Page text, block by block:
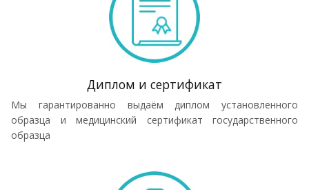
Диплом и сертификат
Мы гарантированно выдаём диплом установленного
образца и медицинский сертификат государственного
образца